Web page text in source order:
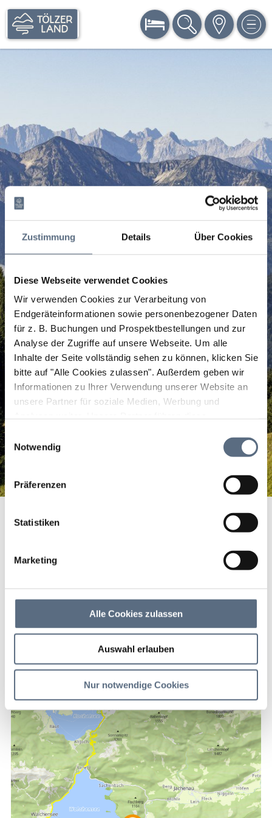
Zustimmung Details Über Cookies
Diese Webseite verwendet Cookies
Wir verwenden Cookies zur Verarbeitung von
Endgeräteinformationen sowie personenbezogener Daten
für z. B. Buchungen und Prospektbestellungen und zur
Analyse der Zugriffe auf unsere Webseite. Um alle
Inhalte der Seite vollständig sehen zu können, klicken Sie
bitte auf "Alle Cookies zulassen". Außerdem geben wir
Informationen zu Ihrer Verwendung unserer Website an
unsere Partner für soziale Medien, Werbung und
zusammen, die Sie ihnen bereitgestellt haben oder die
sie im Rahmen Ihrer Nutzung der Dienste gesammelt
Einwilligungsauswahl
Notwendig
Präferenzen
Statistiken
Marketing
Alle Cookies zulassen
Auswahl erlauben
Nur notwendige Cookies
BUCHEN SUCHE KARTE MENÜ
Kontakt
Walchensee